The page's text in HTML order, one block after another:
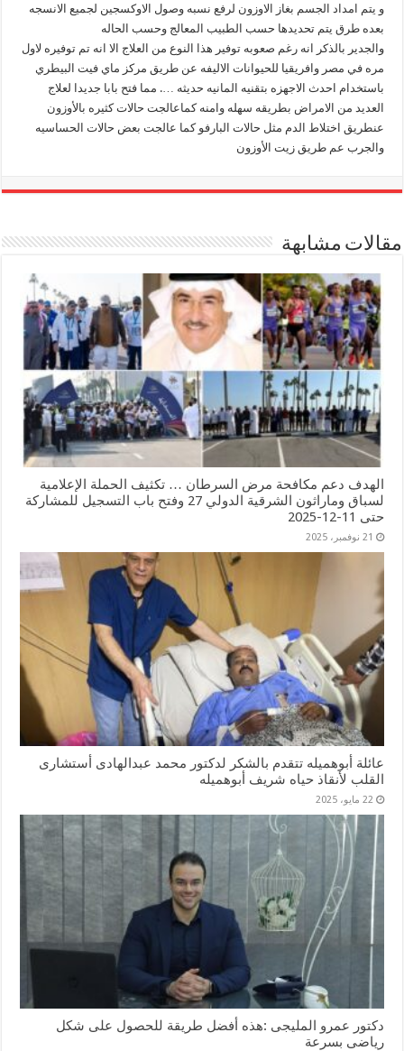
و يتم امداد الجسم بغاز الاوزون لرفع نسبه وصول الاوكسجين لجميع الانسجه
بعده طرق يتم تحديدها حسب الطبيب المعالج وحسب الحاله
والجدير بالذكر انه رغم صعوبه توفير هذا النوع من العلاج الا انه تم توفيره لاول
مره في مصر وافريقيا للحيوانات الاليفه عن طريق مركز ماي فيت البيطري
باستخدام احدث الاجهزه بتقنيه المانيه حديثه …. مما فتح بابا جديدا لعلاج
العديد من الامراض بطريقه سهله وامنه كماعالجت حالات كثيره بالأوزون
عنطريق اختلاط الدم مثل حالات البارفو كما عالجت بعض حالات الحساسيه
والجرب عم طريق زيت الأوزون
مقالات مشابهة
الهدف دعم مكافحة مرض السرطان … تكثيف الحملة الإعلامية
لسباق وماراثون الشرقية الدولي 27 وفتح باب التسجيل للمشاركة
حتى 11-12-2025
21 نوفمبر، 2025
عائلة أبوهميله تتقدم بالشكر لدكتور محمد عبدالهادى أستشارى
القلب لأنقاذ حياه شريف أبوهميله
22 مايو، 2025
دكتور عمرو المليجى :هذه أفضل طريقة للحصول على شكل
رياضى بسرعة